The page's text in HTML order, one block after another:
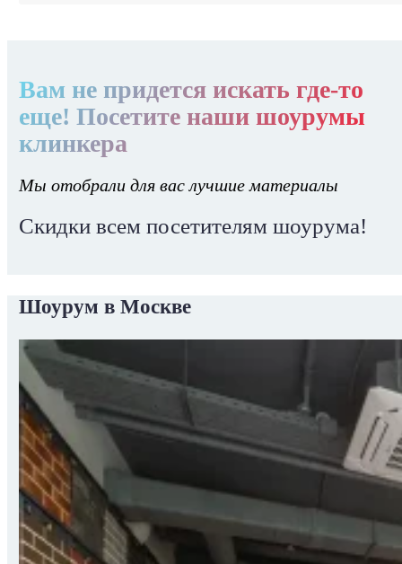
Вам не придется искать где-то
еще! Посетите наши шоурумы
клинкера
Мы отобрали для вас лучшие материалы
Скидки всем посетителям шоурума!
Шоурум в Москве